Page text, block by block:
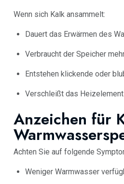
Wenn sich Kalk ansammelt:
Dauert das Erwärmen des
Verbraucht der Speicher
Entstehen klickende oder
Verschleißt das
Anzeichen für
Achten Sie auf folgende
Weniger Warmwasser